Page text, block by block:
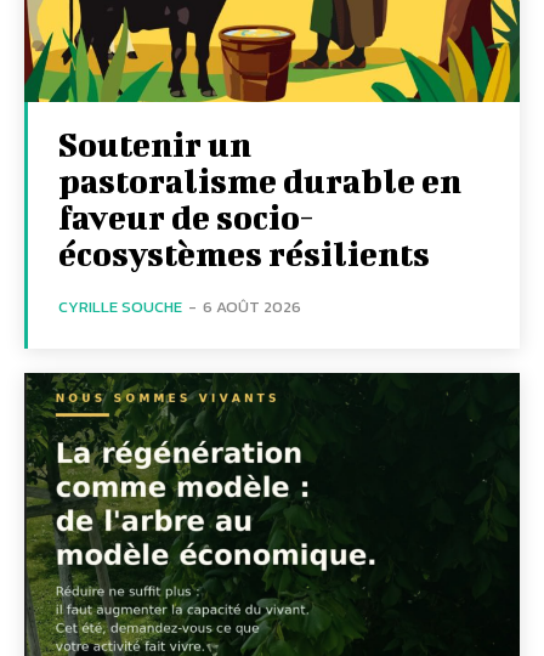
Soutenir un
pastoralisme durable en
faveur de socio-
écosystèmes résilients
CYRILLE SOUCHE - 6 AOÛT 2026